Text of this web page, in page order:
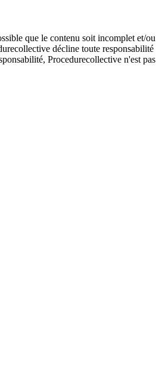
que le contenu soit incomplet et/ou
décline toute responsabilité
Procedurecollective n'est pas